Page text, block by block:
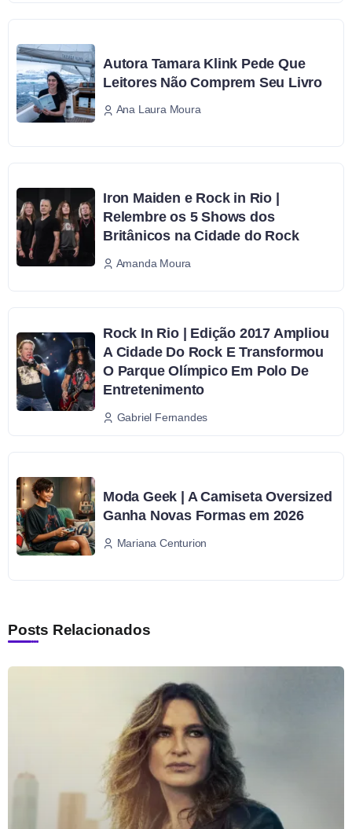
Autora Tamara Klink Pede Que
Leitores Não Comprem Seu Livro
Ana Laura Moura
Iron Maiden e Rock in Rio |
Relembre os 5 Shows dos
Britânicos na Cidade do Rock
Amanda Moura
Rock In Rio | Edição 2017 Ampliou
A Cidade Do Rock E Transformou
O Parque Olímpico Em Polo De
Entretenimento
Gabriel Fernandes
Moda Geek | A Camiseta Oversized
Ganha Novas Formas em 2026
Mariana Centurion
Posts Relacionados